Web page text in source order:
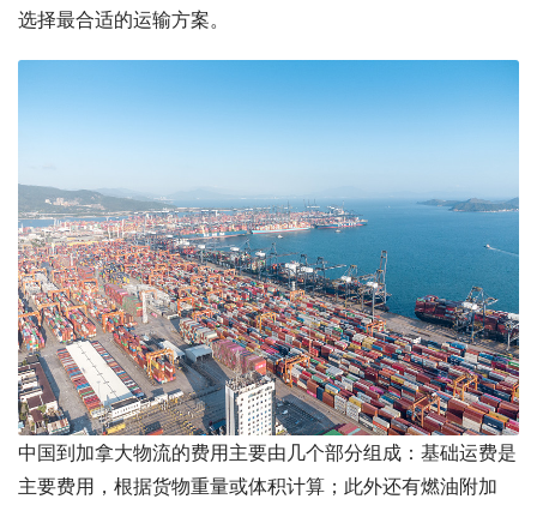
选择最合适的运输方案。
中国到加拿大物流的费用主要由几个部分组成：基础运费是
主要费用，根据货物重量或体积计算；此外还有燃油附加